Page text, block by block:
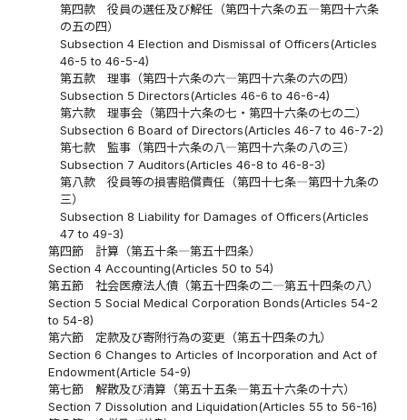
第四款 役員の選任及び解任（第四十六条の五―第四十六条
の五の四）
Subsection 4 Election and Dismissal of Officers(Articles
46-5 to 46-5-4)
第五款 理事（第四十六条の六―第四十六条の六の四）
Subsection 5 Directors(Articles 46-6 to 46-6-4)
第六款 理事会（第四十六条の七・第四十六条の七の二）
Subsection 6 Board of Directors(Articles 46-7 to 46-7-2)
第七款 監事（第四十六条の八―第四十六条の八の三）
Subsection 7 Auditors(Articles 46-8 to 46-8-3)
第八款 役員等の損害賠償責任（第四十七条―第四十九条の
三）
Subsection 8 Liability for Damages of Officers(Articles
47 to 49-3)
第四節 計算（第五十条―第五十四条）
Section 4 Accounting(Articles 50 to 54)
第五節 社会医療法人債（第五十四条の二―第五十四条の八）
Section 5 Social Medical Corporation Bonds(Articles 54-2
to 54-8)
第六節 定款及び寄附行為の変更（第五十四条の九）
Section 6 Changes to Articles of Incorporation and Act of
Endowment(Article 54-9)
第七節 解散及び清算（第五十五条―第五十六条の十六）
Section 7 Dissolution and Liquidation(Articles 55 to 56-16)